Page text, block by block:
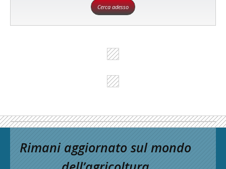
Cerca adesso
Rimani aggiornato sul mondo